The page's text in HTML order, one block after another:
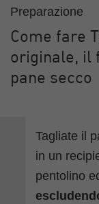
Preparazione
Come fare
originale, il
pane secco
Tagliate il
in un
pentolino